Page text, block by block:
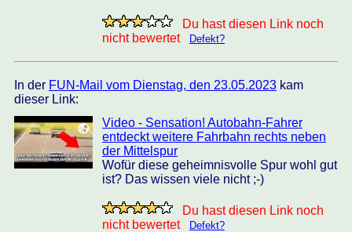
Du hast diesen Link noch
nicht bewertet
Defekt?
In der FUN-Mail vom Dienstag, den 23.05.2023 kam
dieser Link:
Video - Sensation! Autobahn-Fahrer
entdeckt weitere Fahrbahn rechts neben
der Mittelspur
Wofür diese geheimnisvolle Spur wohl gut
ist? Das wissen viele nicht ;-)
Du hast diesen Link noch
nicht bewertet
Defekt?